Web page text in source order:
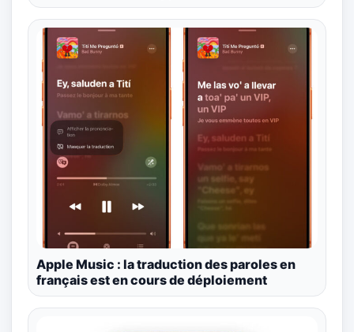
Apple Music : la traduction des paroles en
français est en cours de déploiement